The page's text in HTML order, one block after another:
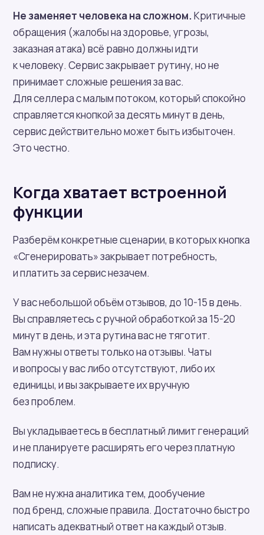
Не заменяет человека на сложном.Критичные
обращения (жалобы на здоровье, угрозы,
заказная атака) всё равно должны идти
к человеку. Сервис закрывает рутину, но не
принимает сложные решения за вас.
Для селлера с малым потоком, который спокойно
справляется кнопкой за десять минут в день,
сервис действительно может быть избыточен.
Это честно.
Когда хватает встроенной
функции
Разберём конкретные сценарии, в которых кнопка
«Сгенерировать» закрывает потребность,
и платить за сервис незачем.
У вас небольшой объём отзывов, до 10-15 в день.
Вы справляетесь с ручной обработкой за 15-20
минут в день, и эта рутина вас не тяготит.
Вам нужны ответы только на отзывы. Чаты
и вопросы у вас либо отсутствуют, либо их
единицы, и вы закрываете их вручную
без проблем.
Вы укладываетесь в бесплатный лимит генераций
и не планируете расширять его через платную
подписку.
Вам не нужна аналитика тем, дообучение
под бренд, сложные правила. Достаточно быстро
написать адекватный ответ на каждый отзыв.